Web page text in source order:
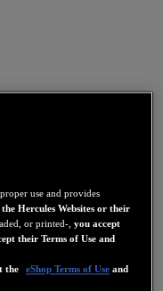
use and provides
Hercules Websites or their
or printed-,you accept
their Terms of Use and
the
eShop Terms of Use and